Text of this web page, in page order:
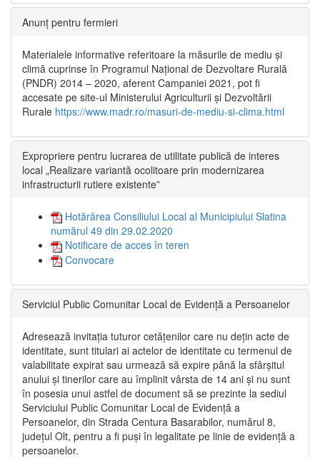
Anunț pentru fermieri
Materialele informative referitoare la măsurile de mediu și
climă cuprinse în Programul Național de Dezvoltare Rurală
(PNDR) 2014 – 2020, aferent Campaniei 2021, pot fi
accesate pe site-ul Ministerului Agriculturii și Dezvoltării
Rurale https://www.madr.ro/masuri-de-mediu-si-clima.html
Expropriere pentru lucrarea de utilitate publică de interes
local „Realizare variantă ocolitoare prin modernizarea
infrastructurii rutiere existente”
Hotărârea Consiliului Local al Municipiului Slatina
numărul 49 din 29.02.2020
Notificare de acces în teren
Convocare
Serviciul Public Comunitar Local de Evidență a Persoanelor
Adresează invitația tuturor cetățenilor care nu dețin acte de
identitate, sunt titulari ai actelor de identitate cu termenul de
valabilitate expirat sau urmează să expire până la sfârșitul
anului și tinerilor care au împlinit vârsta de 14 ani și nu sunt
în posesia unui astfel de document să se prezinte la sediul
Serviciului Public Comunitar Local de Evidență a
Persoanelor, din Strada Centura Basarabilor, numărul 8,
județul Olt, pentru a fi puși în legalitate pe linie de evidență a
persoanelor.